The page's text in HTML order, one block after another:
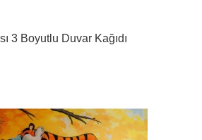
3 Boyutlu Duvar Kağıdı